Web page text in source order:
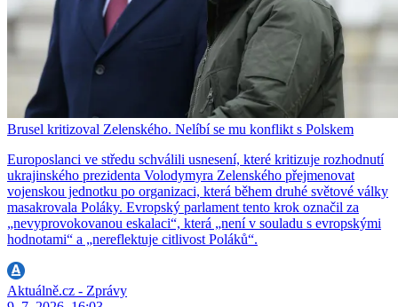
Brusel kritizoval Zelenského. Nelíbí se mu konflikt s Polskem
Europoslanci ve středu schválili usnesení, které kritizuje rozhodnutí
ukrajinského prezidenta Volodymyra Zelenského přejmenovat
vojenskou jednotku po organizaci, která během druhé světové války
masakrovala Poláky. Evropský parlament tento krok označil za
„nevyprovokovanou eskalaci“, která „není v souladu s evropskými
hodnotami“ a „nereflektuje citlivost Poláků“.
Aktuálně.cz - Zprávy